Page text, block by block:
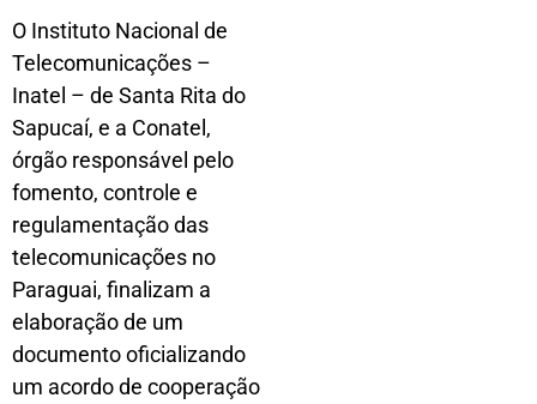
O Instituto Nacional de
Telecomunicações –
Inatel – de Santa Rita do
Sapucaí, e a Conatel,
órgão responsável pelo
fomento, controle e
regulamentação das
telecomunicações no
Paraguai, finalizam a
elaboração de um
documento oficializando
um acordo de cooperação